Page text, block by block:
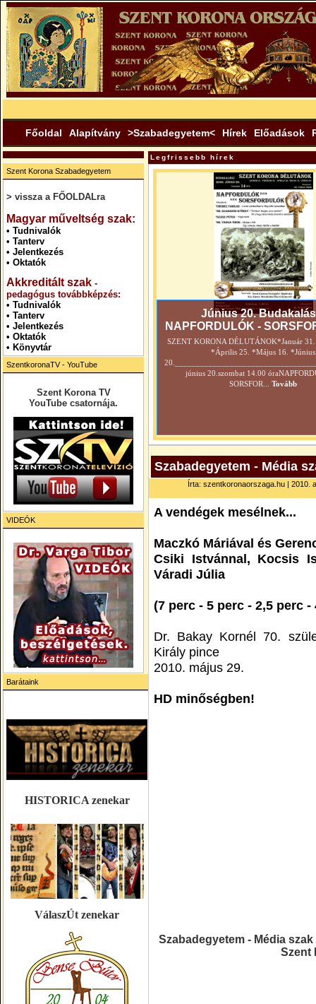
Főoldal Alapítvány >Szabadegyetem< Hírek Előadások
Szent Korona Szabadegyetem
> vissza a FŐOLDALra
Magyar műveltség szak:
• Tudnivalók
• Tanterv
• Jelentkezés
• Oktatók
Akkreditált szak -
pedagógus továbbképzés:
• Tudnivalók
• Tanterv
• Jelentkezés
• Oktatók
• Könyvtár
SzentkoronaTV - YouTube
Szent Korona TV
YouTube csatornája.
VIDEÓK
Barátaink
HISTORICA zenekar
VálaszÚt zenekar
Legfrissebb hírek
Június 20.
NAPFORDULÓK -
SZENT KORONA DÉLUTÁNOK*Január
*Április 25. *Május 16. *Június
június 20.szombat 14.00
SORSFOR...
Tovább
Szabadegyetem - Média
Írta: szentkoronaorszaga.hu | 2010.
A vendégek mesélnek...
Maczkó Máriával és
Csiki Istvánnal, Kocsis
Váradi Júlia
(7 perc - 5 perc - 2,5 perc -
Dr. Bakay Kornél 70.
Király pince
2010. május 29.
HD minőségben!
Szabadegyetem - Média
Szent